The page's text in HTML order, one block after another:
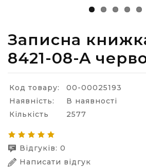
Записна
8421-08-A
Код товару:
00-00025193
Наявність:
В наявності
Кількість
2577
Відгуків: 0
Написати відгук